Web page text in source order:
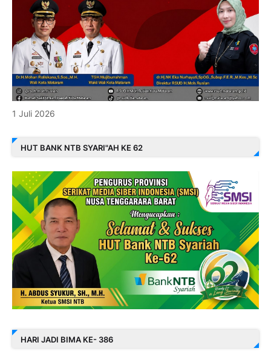
1 Juli 2026
HUT BANK NTB SYARI"AH KE 62
HARI JADI BIMA KE- 386